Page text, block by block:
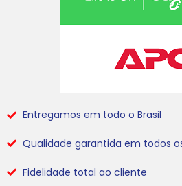
Entregamos em todo o Brasil
Qualidade garantida em todos
Fidelidade total ao cliente